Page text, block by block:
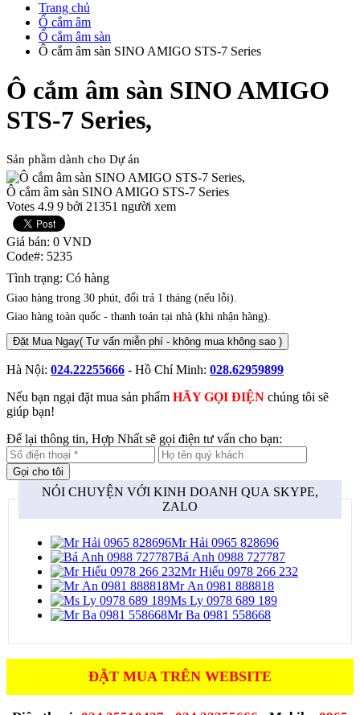
Trang chủ
Ổ cắm âm
Ổ cắm âm sàn
Ô cắm âm sàn SINO AMIGO STS-7 Series
Ô cắm âm sàn SINO AMIGO
STS-7 Series,
Sản phầm dành cho Dự án
Ô cắm âm sàn SINO AMIGO STS-7 Series
Votes 4.9 9 bởi 21351 người xem
Giá bán: 0 VND
Code#: 5235
Tình trạng: Có hàng
Giao hàng trong 30 phút, đổi trả 1 tháng (nếu lỗi).
Giao hàng toàn quốc - thanh toán tại nhà (khi nhận hàng).
Đặt Mua Ngay( Tư vấn miễn phí - không mua không sao )
Hà Nội: 024.22255666 - Hồ Chí Minh: 028.62959899
Nếu bạn ngại đặt mua sản phẩm HÃY GỌI ĐIỆN chúng tôi sẽ
giúp bạn!
Để lại thông tin, Hợp Nhất sẽ gọi điện tư vấn cho bạn:
NÓI CHUYỆN VỚI KINH DOANH QUA SKYPE,
ZALO
Mr Hải 0965 828696
Bá Anh 0988 727787
Mr Hiếu 0978 266 232
Mr An 0981 888818
Ms Ly 0978 689 189
Mr Ba 0981 558668
ĐẶT MUA TRÊN WEBSITE